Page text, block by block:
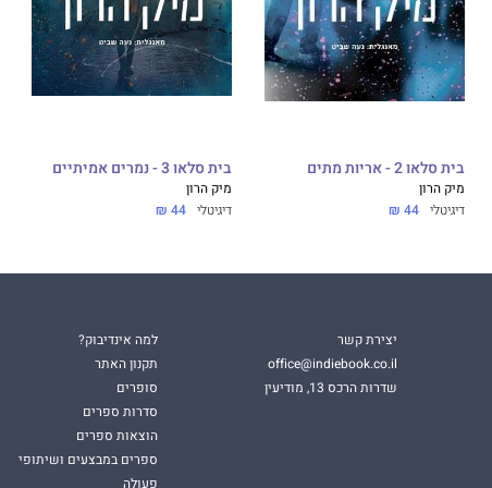
בית סלאו 2 - אריות מתים
מיק הרון
דיגיטלי 44 ₪
בית סלאו 3 - נמרים אמיתיים
מיק הרון
דיגיטלי 44 ₪
יצירת קשר
office@indiebook.co.il
שדרות הרכס 13, מודיעין
למה אינדיבוק?
תקנון האתר
סופרים
סדרות ספרים
הוצאות ספרים
ספרים במבצעים ושיתופי
פעולה